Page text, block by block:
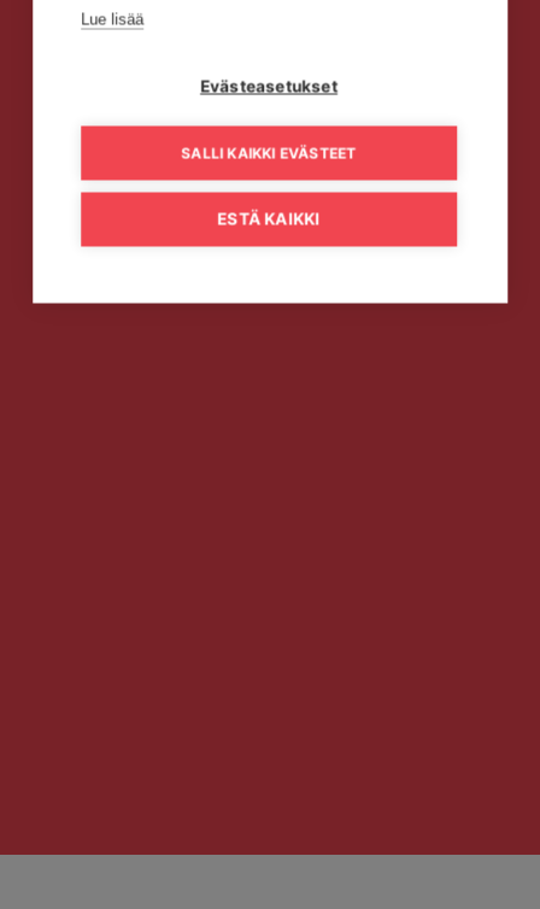
Lue lisää
Evästeasetukset
SALLI KAIKKI EVÄSTEET
ESTÄ KAIKKI